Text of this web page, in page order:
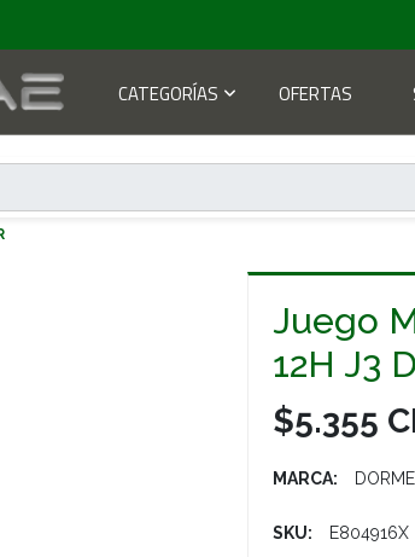
CATEGORÍAS OFERTAS
Juego
12H J3
$5.355
MARCA:
SKU: E804916X